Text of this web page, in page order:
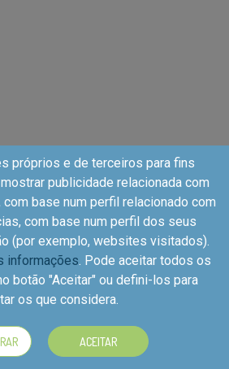
- All rights reserved, Calle Iriarte
28028 Madrid, Spain
próprios e de terceiros para fins
publicidade relacionada com
base num perfil relacionado com
com base num perfil dos seus
(por exemplo, websites visitados).
informações. Pode aceitar todos os
botão "Aceitar" ou defini-los para
os que considera.
ACEITAR